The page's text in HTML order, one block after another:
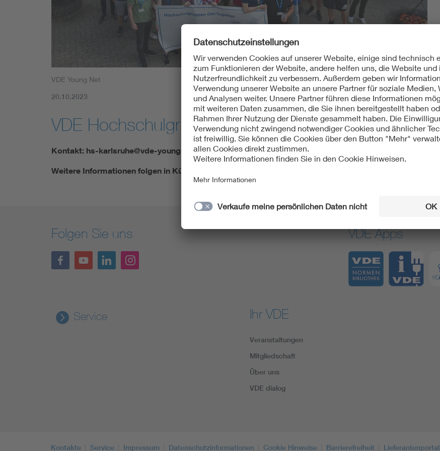
Energy storage
Functional safety
VDE Young Net
20.10.2023
VDE Hochschulgruppe Hochschule Karlsruhe
Kontakt: hs-karlsruhe@vde-youngnet.de
Weitere Informationen folgen in Kürze
Folgen Sie uns VDE Apps
Service Ihr VDE
Veranstaltungen
Mitgliedschaft
Über uns
VDE dialog
Kontakte Service Impressum Datenschutzinformationen Cookie Hinweise Barrierefreiheit Lieferantenportal